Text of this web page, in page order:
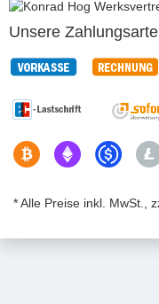
Unsere
* Alle Preise inkl. MwSt.,